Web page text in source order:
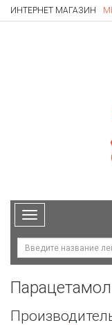
ИНТЕРНЕТ МАГАЗИН
Toggle
navigation